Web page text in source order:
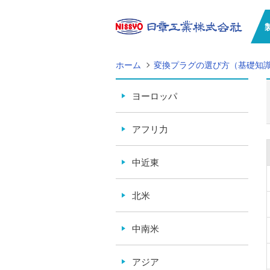
ホーム 変換プラグの選び方（基礎知識
ヨーロッパ
アフリ力
中近東
北米
中南米
アジア